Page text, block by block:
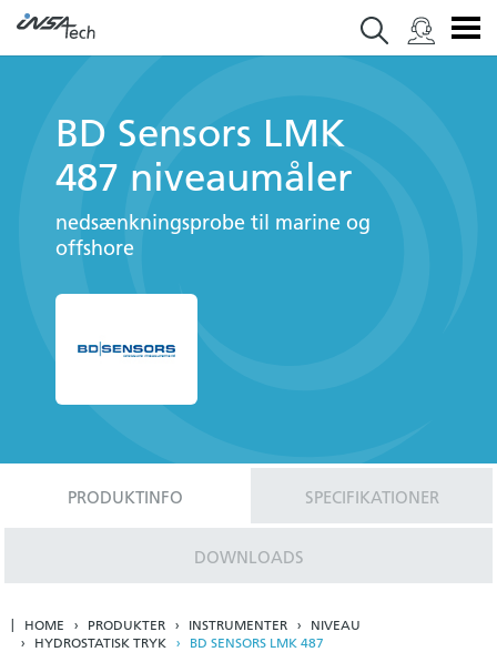
BD Sensors LMK
487 niveaumåler
nedsænkningsprobe til marine og
offshore
PRODUKTINFO SPECIFIKATIONER
DOWNLOADS
HOME PRODUKTER INSTRUMENTER
NIVEAU
HYDROSTATISK TRYK
BD SENSORS LMK 487